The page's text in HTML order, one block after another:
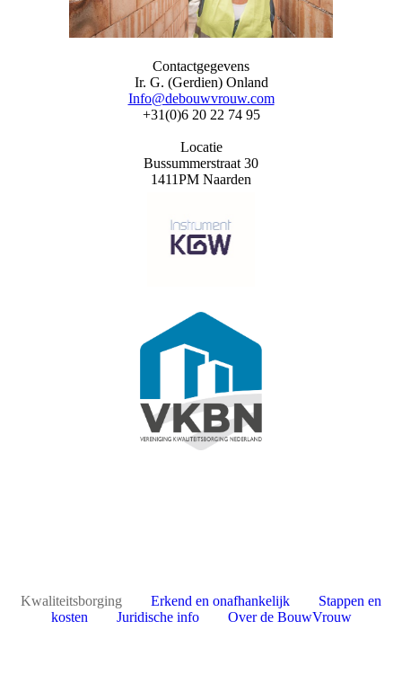
Contactgegevens
Ir. G. (Gerdien) Onland
Info@debouwvrouw.com
+31(0)6 20 22 74 95
Locatie
Bussummerstraat 30
1411PM Naarden
Kwaliteitsborging Erkend en onafhankelijk
Stappen en
kosten
Juridische info Over de BouwVrouw